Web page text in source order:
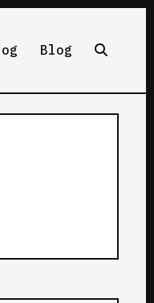
Blog